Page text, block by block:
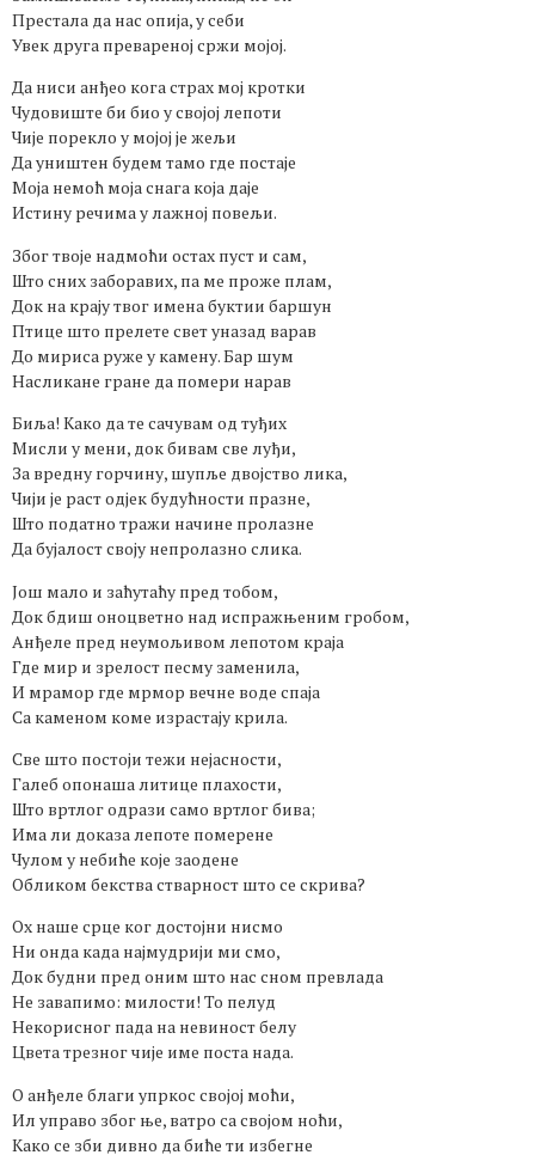
Престала да нас опија, у себи
Увек друга превареној сржи мојој.
Да ниси анђео кога страх мој кротки
Чудовиште би био у својој лепоти
Чије порекло у мојој је жељи
Да уништен будем тамо где постаје
Моја немоћ моја снага која даје
Истину речима у лажној повељи.
Због твоје надмоћи остах пуст и сам,
Што сних заборавих, па ме проже плам,
Док на крају твог имена буктии баршун
Птице што прелете свет уназад варав
До мириса руже у камену. Бар шум
Насликане гране да помери нарав
Биља! Како да те сачувам од туђих
Мисли у мени, док бивам све луђи,
За вредну горчину, шупље двојство лика,
Чији је раст одјек будућности празне,
Што податно тражи начине пролазне
Да бујалост своју непролазно слика.
Још мало и заћутаћу пред тобом,
Док бдиш оноцветно над испражњеним гробом,
Анђеле пред неумољивом лепотом краја
Где мир и зрелост песму заменила,
И мрамор где мрмор вечне воде спаја
Са каменом коме израстају крила.
Све што постоји тежи нејасности,
Галеб опонаша литице плахости,
Што вртлог одрази само вртлог бива;
Има ли доказа лепоте померене
Чулом у небиће које заодене
Обликом бекства стварност што се скрива?
Ох наше срце ког достојни нисмо
Ни онда када најмудрији ми смо,
Док будни пред оним што нас сном превлада
Не завапимо: милости! То пелуд
Некорисног пада на невиност белу
Цвета трезног чије име поста нада.
О анђеле благи упркос својој моћи,
Ил управо због ње, ватро са својом ноћи,
Како се зби дивно да биће ти избегне